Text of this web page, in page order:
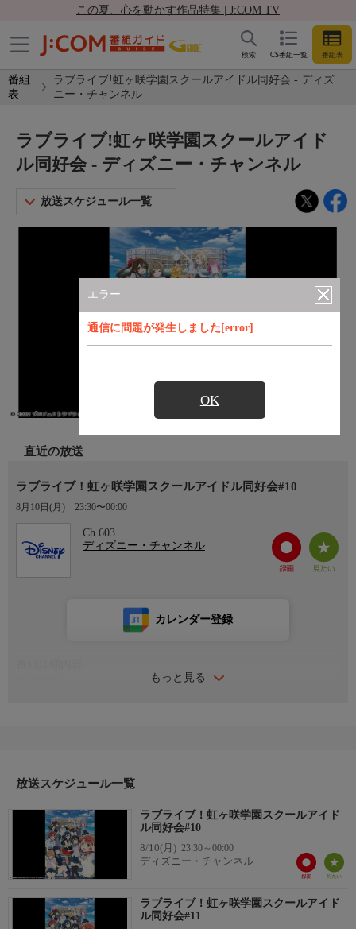
この夏、心を動かす作品特集 | J:COM TV
CS番組一覧 番組表
検索
番組
表
ラブライブ!虹ヶ咲学園スクールアイドル同好会 - ディズ
ニー・チャンネル
エラー
通信に問題が発生しました[error]
OK
ラブライブ!虹ヶ咲学園スクールアイド
ル同好会 - ディズニー・チャンネル
放送スケジュール一覧
直近の放送
ラブライブ！虹ヶ咲学園スクールアイドル同好会#10
8月10日(月) 23:30〜00:00
Ch.603
ディズニー・チャンネル
もっと見る
カレンダー登録
を応援できたら…。」12人と1人の少女たちが紡ぐ、初めての
放送スケジュール一覧
ラブライブ！虹ヶ咲学園スクールアイド
ル同好会#10
8/10(月) 23:30～00:00
ディズニー・チャンネル
ラブライブ！虹ヶ咲学園スクールアイド
ル同好会#11